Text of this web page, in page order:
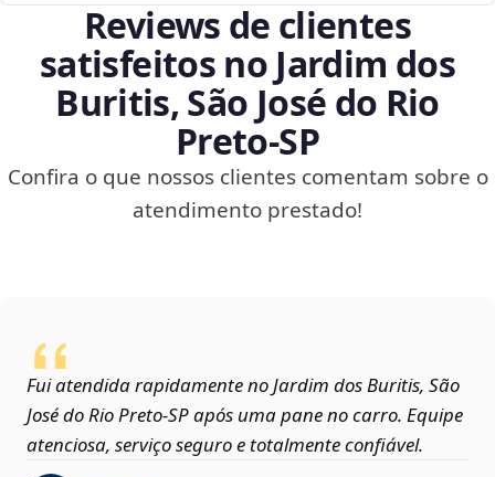
Reviews de clientes
satisfeitos no Jardim dos
Buritis, São José do Rio
Preto‑SP
Confira o que nossos clientes comentam sobre o
atendimento prestado!
Fui atendida rapidamente no Jardim dos Buritis, São
José do Rio Preto‑SP após uma pane no carro. Equipe
atenciosa, serviço seguro e totalmente confiável.